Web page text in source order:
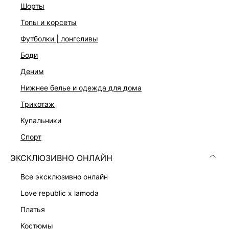
шорты
топы и корсеты
футболки | лонгсливы
боди
деним
нижнее белье и одежда для дома
трикотаж
купальники
спорт
ЭКСКЛЮЗИВНО ОНЛАЙН
все эксклюзивно онлайн
love republic x lamoda
платья
костюмы
На модели размер 44. Крой модели соответствует
ДОСТАВКА И ВОЗВРАТ
Подробные условия доставки и возврата
КАТАЛОГ
КОМПАНИЯ